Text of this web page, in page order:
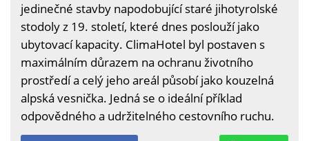
jedinečné stavby napodobující staré jihotyrolské
stodoly z 19. století, které dnes poslouží jako
ubytovací kapacity. ClimaHotel byl postaven s
maximálním důrazem na ochranu životního
prostředí a celý jeho areál působí jako kouzelná
alpská vesnička. Jedná se o ideální příklad
odpovědného a udržitelného cestovního ruchu.